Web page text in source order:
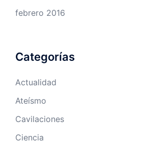
febrero 2016
Categorías
Actualidad
Ateísmo
Cavilaciones
Ciencia